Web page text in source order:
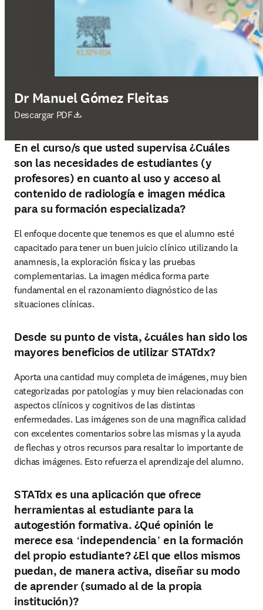
Dr Manuel Gómez Fleitas
Descargar PDF
se abre en una nueva pestaña/ventana
En el curso/s que usted supervisa ¿Cuáles
son las necesidades de estudiantes (y
profesores) en cuanto al uso y acceso al
contenido de radiología e imagen médica
para su formación especializada?
El enfoque docente que tenemos es que el alumno esté
capacitado para tener un buen juicio clínico utilizando la
anamnesis, la exploración física y las pruebas
complementarias. La imagen médica forma parte
fundamental en el razonamiento diagnóstico de las
situaciones clínicas.
Desde su punto de vista, ¿cuáles han sido los
mayores beneficios de utilizar STATdx?
Aporta una cantidad muy completa de imágenes, muy bien
categorizadas por patologías y muy bien relacionadas con
aspectos clínicos y cognitivos de las distintas
enfermedades. Las imágenes son de una magnífica calidad
con excelentes comentarios sobre las mismas y la ayuda
de flechas y otros recursos para resaltar lo importante de
dichas imágenes. Esto refuerza el aprendizaje del alumno.
STATdx es una aplicación que ofrece
herramientas al estudiante para la
autogestión formativa. ¿Qué opinión le
merece esa ʻindependenciaʼ en la formación
del propio estudiante? ¿El que ellos mismos
puedan, de manera activa, diseñar su modo
de aprender (sumado al de la propia
institución)?